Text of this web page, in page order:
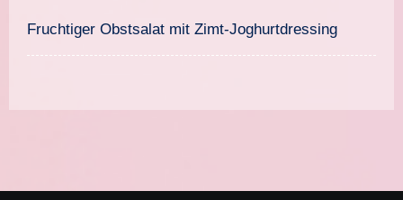
Fruchtiger Obstsalat mit Zimt-Joghurtdressing